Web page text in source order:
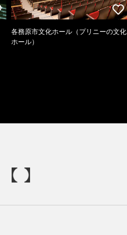
各務原市文化ホール（プリニーの文化
ホール）